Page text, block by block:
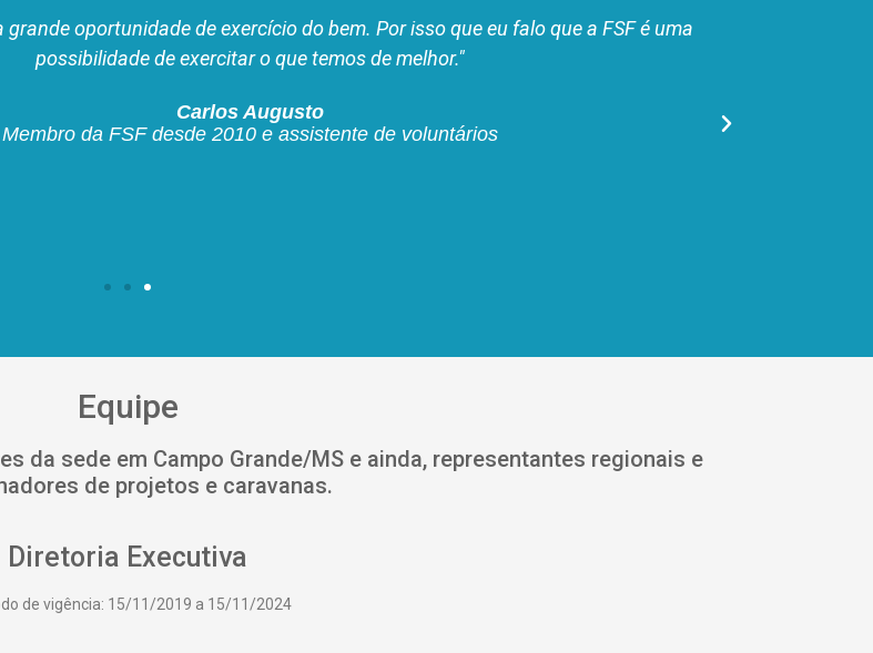
melhor do que eu era. Hoje eu sou uma pessoa melhor, sou mais humana, vejo
olhar. A FSF é luz na vida das pessoas, eu quero estar mais próximo desta luz!
Gislaine Diniz
da FSF desde 2020 e colaboradora do Departamento Pessoal
Equipe
da sede em Campo Grande/MS e ainda, representantes regionais e
de projetos e caravanas.
Diretoria Executiva
de vigência: 15/11/2019 a 15/11/2024